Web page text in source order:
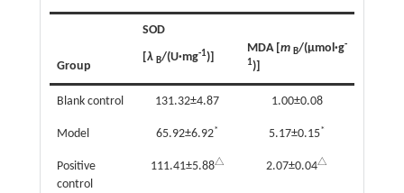
Group
SOD
[λ B/(U·mg-1)]
MDA [m B/(μmol·g-
1)]
Blank control 131.32±4.87 1.00±0.08
Model 65.92±6.92* 5.17±0.15*
Positive
control
111.41±5.88△ 2.07±0.04△